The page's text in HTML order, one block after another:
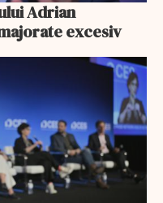
Adrian
excesiv